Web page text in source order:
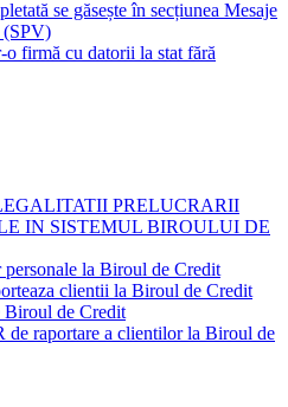
se găsește în secțiunea Mesaje
(SPV)
firmă cu datorii la stat fără
PRELUCRARII
IN SISTEMUL BIROULUI DE
la Biroul de Credit
clientii la Biroul de Credit
Biroul de Credit
de raportare a clientilor la Biroul de